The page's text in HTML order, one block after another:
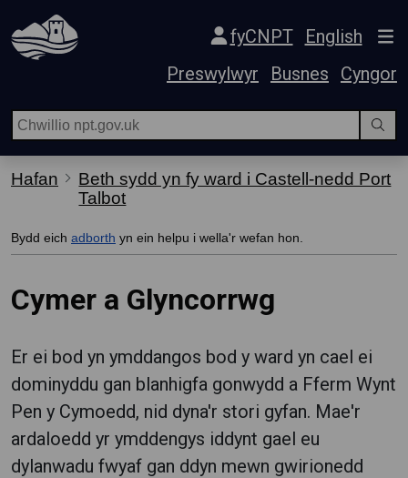
Hepgor gwe-lywio
fyCNPT
English
Preswylwyr
Busnes Cyngor
Hafan
Beth sydd yn fy ward i Castell-nedd Port
Talbot
Bydd eich adborth yn ein helpu i wella'r wefan hon.
Cymer a Glyncorrwg
Er ei bod yn ymddangos bod y ward yn cael ei
dominyddu gan blanhigfa gonwydd a Fferm Wynt
Pen y Cymoedd, nid dyna'r stori gyfan. Mae'r
ardaloedd yr ymddengys iddynt gael eu
dylanwadu fwyaf gan ddyn mewn gwirionedd